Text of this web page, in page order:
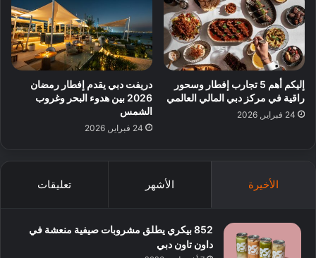
إليكم أهم 5 تجارب إفطار وسحور
راقية في مركز دبي المالي العالمي
24 فبراير, 2026
دريفت دبي يقدم إفطار رمضان
2026 بين هدوء البحر وغروب
الشمس
24 فبراير, 2026
الأخيرة الأشهر تعليقات
852 بيكري يطلق مشروبات صيفية منعشة في
داون تاون دبي